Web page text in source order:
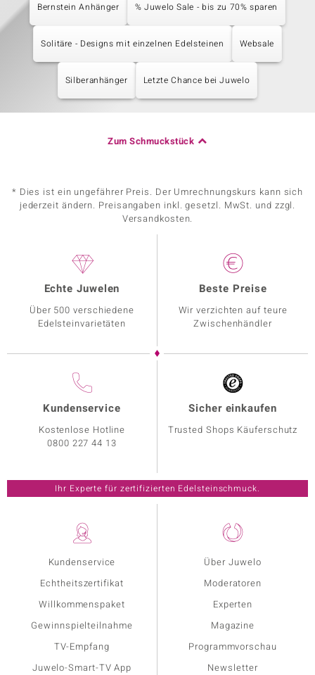
Bernstein Anhänger % Juwelo Sale - bis zu 70% sparen
Solitäre - Designs mit einzelnen Edelsteinen Websale
Silberanhänger Letzte Chance bei Juwelo
Zum Schmuckstück
* Dies ist ein ungefährer Preis. Der Umrechnungskurs kann sich
jederzeit ändern. Preisangaben inkl. gesetzl. MwSt. und zzgl.
Versandkosten.
Kundenservice
Echtheitszertifikat
Willkommenspaket
Gewinnspielteilnahme
TV-Empfang
Juwelo-Smart-TV App
Über Juwelo
Moderatoren
Experten
Magazine
Programmvorschau
Newsletter
Echte Juwelen
Über 500 verschiedene
Edelsteinvarietäten
Beste Preise
Wir verzichten auf teure
Zwischenhändler
Kundenservice
Kostenlose Hotline
0800 227 44 13
Sicher einkaufen
Trusted Shops Käuferschutz
Ihr Experte für zertifizierten Edelsteinschmuck.